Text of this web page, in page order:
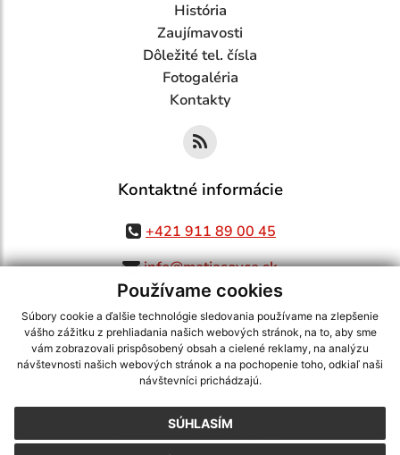
Používame cookies
Súbory cookie a ďalšie technológie sledovania používame na zlepšenie
vášho zážitku z prehliadania našich webových stránok, na to, aby sme
vám zobrazovali prispôsobený obsah a cielené reklamy, na analýzu
návštevnosti našich webových stránok a na pochopenie toho, odkiaľ naši
návštevníci prichádzajú.
SÚHLASÍM
História
Zaujímavosti
Dôležité tel. čísla
Fotogaléria
Kontakty
Kontaktné informácie
+421 911 89 00 45
info@matiasovce.sk
využite možnosť získavania aktuálnych informácií s využitím RSS
CMS systém (redakčný) systém ECHELON 2,Mapa stránok,web portál
webex.digital, s.r.o.,domény,registrácia domény
Posledná aktualizácia:05.08.2026